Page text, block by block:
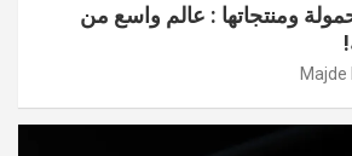
ومنتجاتها : عالم واسع من
Majde